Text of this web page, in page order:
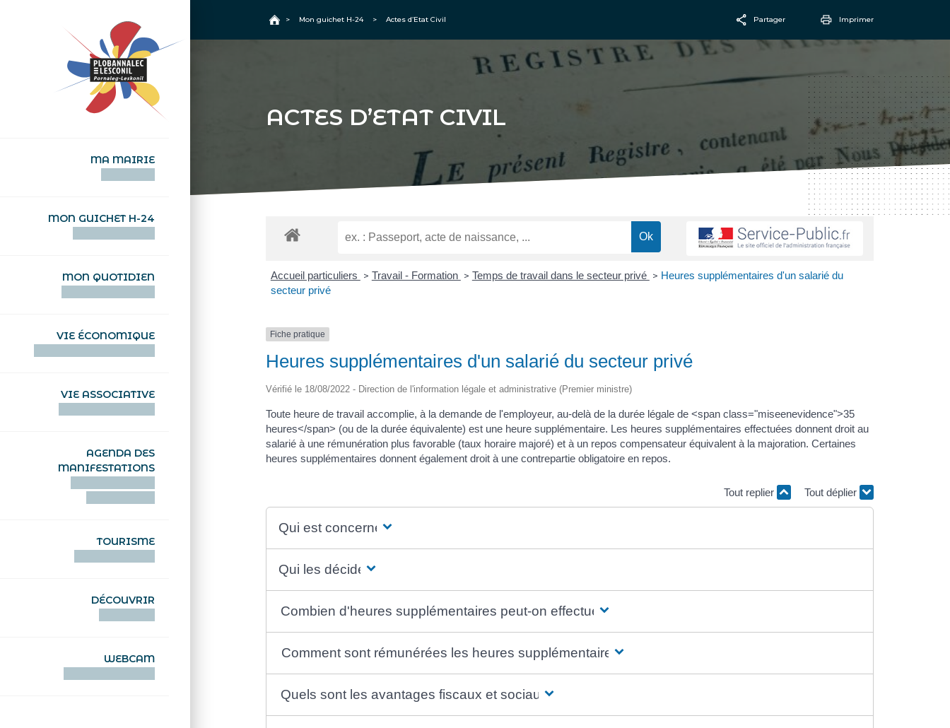
MA MAIRIE
MON GUICHET H-24
MON QUOTIDIEN
VIE ÉCONOMIQUE
VIE ASSOCIATIVE
AGENDA DES
MANIFESTATIONS
TOURISME
DÉCOUVRIR
WEBCAM
Accueil
> Mon guichet H-24 > Actes d’Etat Civil Partager Imprimer
ACTES D’ETAT CIVIL
Accueil particuliers > Travail - Formation > Temps de travail dans le secteur privé > Heures supplémentaires d'un salarié du
secteur privé
Fiche pratique
Heures supplémentaires d'un salarié du secteur privé
Vérifié le 18/08/2022 - Direction de l'information légale et administrative (Premier ministre)
Toute heure de travail accomplie, à la demande de l'employeur, au-delà de la durée légale de <span class="miseenevidence">35
heures</span> (ou de la durée équivalente) est une heure supplémentaire. Les heures supplémentaires effectuées donnent droit au
salarié à une rémunération plus favorable (taux horaire majoré) et à un repos compensateur équivalent à la majoration. Certaines
heures supplémentaires donnent également droit à une contrepartie obligatoire en repos.
Tout replier Tout déplier
Qui est concerné ?
Qui les décide ?
Combien d'heures supplémentaires peut-on effectuer ?
Comment sont rémunérées les heures supplémentaires ?
Quels sont les avantages fiscaux et sociaux ?